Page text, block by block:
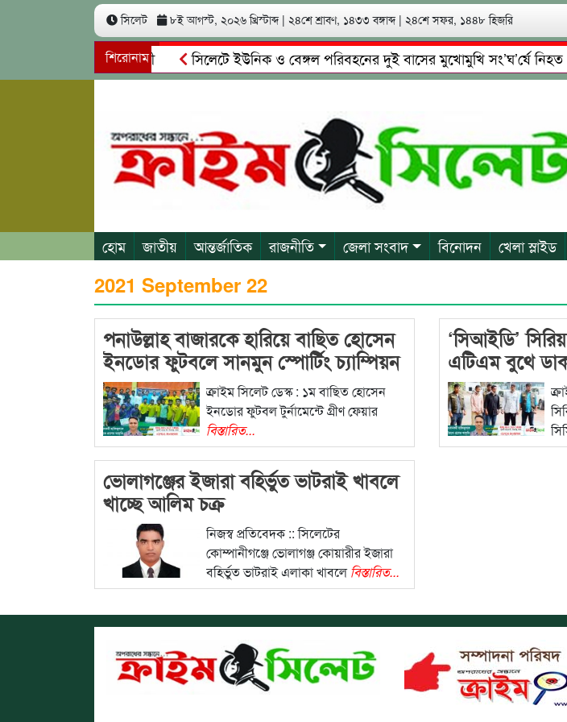
সিলেট ৮ই আগস্ট, ২০২৬ খ্রিস্টাব্দ | ২৪শে শ্রাবণ, ১৪৩৩ বঙ্গাব্দ | ২৪শে সফর, ১৪৪৮ হিজরি
শিরোনাম
শেষ গান গাইলেন ভৈরবী সিলেটে ইউনিক ও বেঙ্গল পরিবহনের দুই বাসের মুখোমুখি সং’ঘ’র্ষে নিহত ৯
তরুণী পাচার: মাদকাসক্ত রিমালকে গ্রেপ্তারের দাবি স্থানীয়দের
গোয়াইনঘাটে আলিম উদ্দিনের নেতৃত্বে
হোম জাতীয় আন্তর্জাতিক রাজনীতি জেলা সংবাদ বিনোদন খেলা স্লাইড
2021 September 22
পনাউল্লাহ বাজারকে হারিয়ে বাছিত হোসেন
ইনডোর ফুটবলে সানমুন স্পোর্টিং চ্যাম্পিয়ন
ক্রাইম সিলেট ডেস্ক : ১ম বাছিত হোসেন
ইনডোর ফুটবল টুর্নামেন্টে গ্রীণ ফেয়ার
বিস্তারিত...
‘সিআইডি’
এটিএম বুথে
ভোলাগঞ্জের ইজারা বহির্ভুত ভাটরাই খাবলে
খাচ্ছে আলিম চক্র
নিজস্ব প্রতিবেদক :: সিলেটের
কোম্পানীগঞ্জে ভোলাগঞ্জ কোয়ারীর ইজারা
বহির্ভুত ভাটরাই এলাকা খাবলেবিস্তারিত...